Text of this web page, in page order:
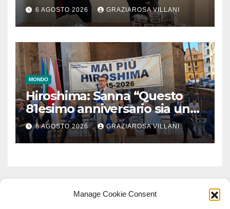
Manage Cookie Consent
6 AGOSTO 2026 GRAZIAROSA VILLANI
MONDO
Hiroshima: Sanna “Questo
81esimo anniversario sia un
monito per tutti”
6 AGOSTO 2026 GRAZIAROSA VILLANI